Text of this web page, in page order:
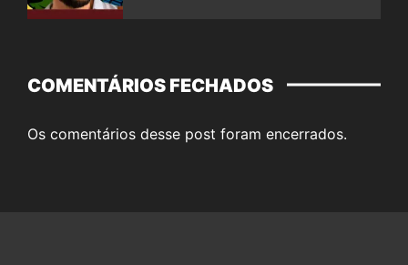
COMENTÁRIOS FECHADOS
Os comentários desse post foram encerrados.